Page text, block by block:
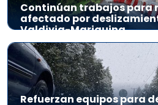
Continúan trabajos para
afectado por
Valdivia-Mariquina
Refuerzan equipos para